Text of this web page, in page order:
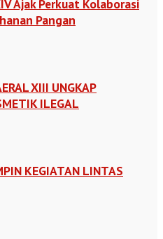
Ajak Perkuat Kolaborasi
Pangan
XIII UNGKAP
ILEGAL
KEGIATAN LINTAS